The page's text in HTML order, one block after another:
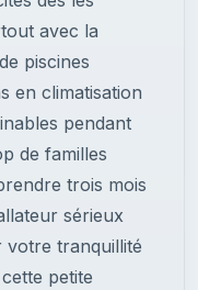
avec la
piscines
en climatisation
pendant
de familles
trois mois
sérieux
votre tranquillité
petite